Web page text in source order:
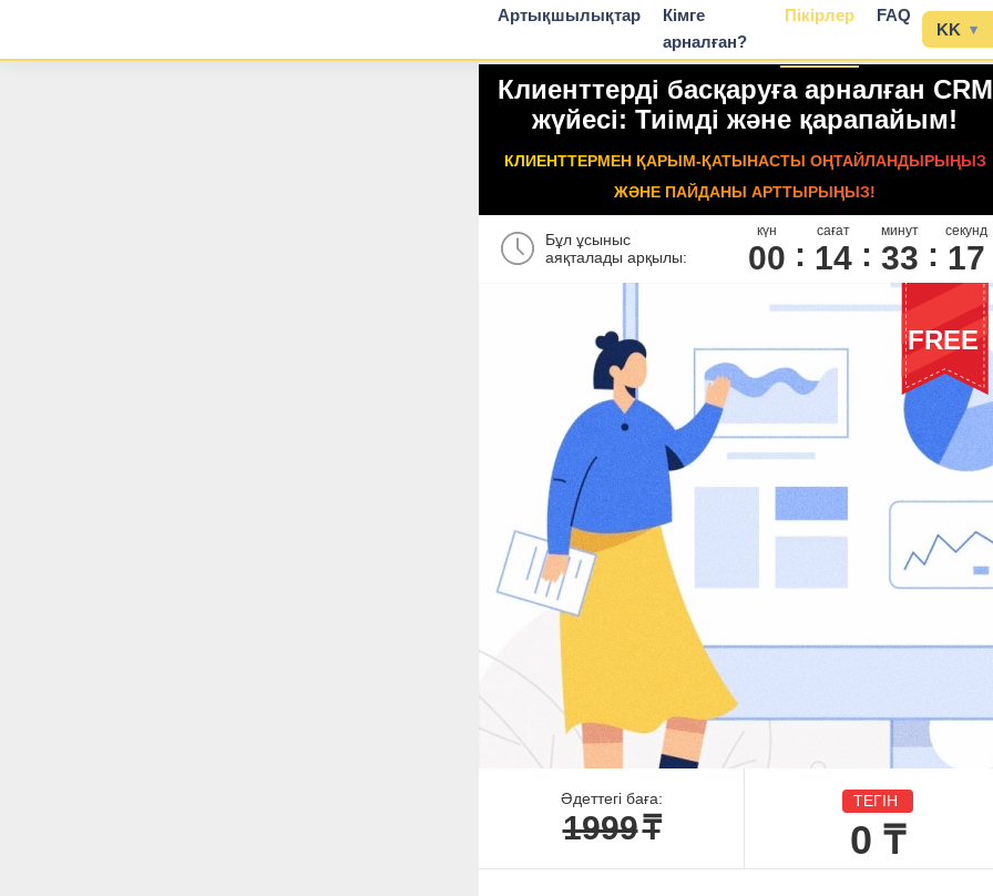
Артықшылықтар
Кімге
арналған?
Пікірлер FAQ
KK ▾
Клиенттерді басқаруға арналған CRM
жүйесі: Тиімді және қарапайым!
КЛИЕНТТЕРМЕН ҚАРЫМ-ҚАТЫНАСТЫ ОҢТАЙЛАНДЫРЫҢЫЗ
ЖӘНЕ ПАЙДАНЫ АРТТЫРЫҢЫЗ!
Бұл ұсыныс
аяқталады арқылы:
күн
00
сағат
14
минут
33
секунд
17
FREE
Әдеттегі баға:
1999₸
ТЕГІН
0 ₸